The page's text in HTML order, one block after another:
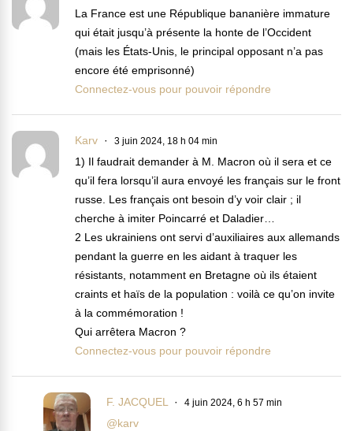
La France est une République bananière immature
qui était jusqu’à présente la honte de l’Occident
(mais les États-Unis, le principal opposant n’a pas
encore été emprisonné)
Connectez-vous pour pouvoir répondre
Karv 3 juin 2024, 18 h 04 min
1) Il faudrait demander à M. Macron où il sera et ce
qu’il fera lorsqu’il aura envoyé les français sur le front
russe. Les français ont besoin d’y voir clair ; il
cherche à imiter Poincarré et Daladier…
2 Les ukrainiens ont servi d’auxiliaires aux allemands
pendant la guerre en les aidant à traquer les
résistants, notamment en Bretagne où ils étaient
craints et haïs de la population : voilà ce qu’on invite
à la commémoration !
Qui arrêtera Macron ?
Connectez-vous pour pouvoir répondre
F. JACQUEL 4 juin 2024, 6 h 57 min
@karv